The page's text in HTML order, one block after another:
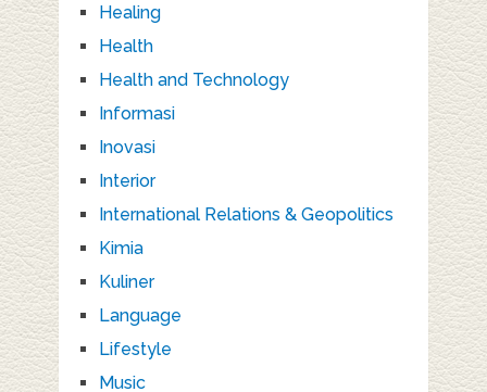
Healing
Health
Health and Technology
Informasi
Inovasi
Interior
International Relations & Geopolitics
Kimia
Kuliner
Language
Lifestyle
Music